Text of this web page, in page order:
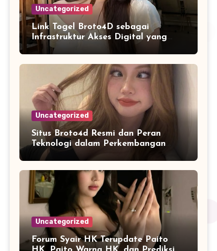
Uncategorized
Link Togel Broto4D sebagai
Infrastruktur Akses Digital yang
Lebih Stabil dan Cepat
Uncategorized
Situs Broto4d Resmi dan Peran
Teknologi dalam Perkembangan
Platform Online
Uncategorized
Forum Syair HK Terupdate Paito